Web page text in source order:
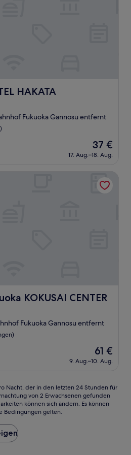
HAKATA
Fukuoka Gannosu entfernt
Der
Preis
beträgt
37 €
17. Aug.–18. Aug.
KOKUSAI CENTER
CENTER
Fukuoka Gannosu entfernt
Der
Preis
beträgt
61 €
9. Aug.–10. Aug.
Nacht, der in den letzten 24 Stunden für
von 2 Erwachsenen gefunden
können sich ändern. Es können
Bedingungen gelten.